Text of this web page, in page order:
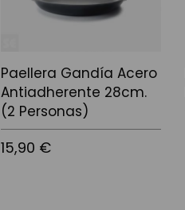
Paellera Gandía Acero
Antiadherente 28cm.
(2 Personas)
15,90 €